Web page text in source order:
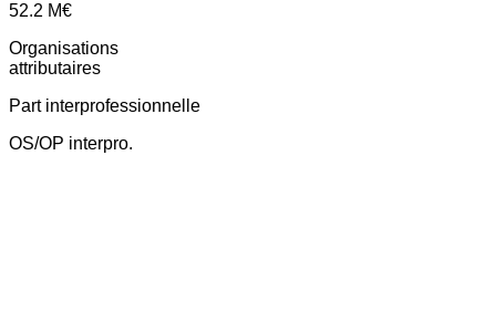
52.2 M€
Organisations
attributaires
Part interprofessionnelle
OS/OP interpro.